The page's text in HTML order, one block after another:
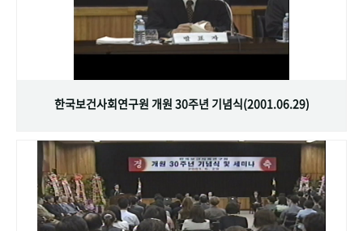
한국보건사회연구원 개원 30주년 기념식(2001.06.29)